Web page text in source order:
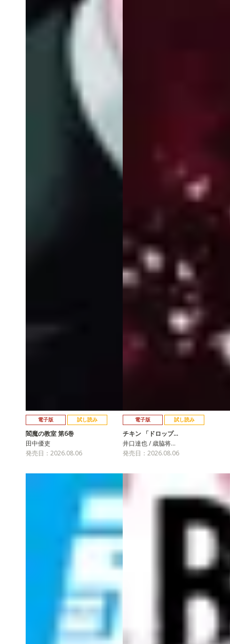
電子版 試し読み
閻魔の教室 第6巻
田中優吏
発売日：2026.08.06
電子版 試し読み
チキン 「ドロップ…
井口達也 / 歳脇将…
発売日：2026.08.06